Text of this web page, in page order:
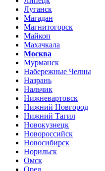
Луганск
Магадан
Магнитогорск
Майкоп
Махачкала
Москва
Мурманск
Набережные Челны
Назрань
Нальчик
Нижневартовск
Нижний Новгород
Нижний Тагил
Новокузнецк
Новороссийск
Новосибирск
Норильск
Омск
Орел